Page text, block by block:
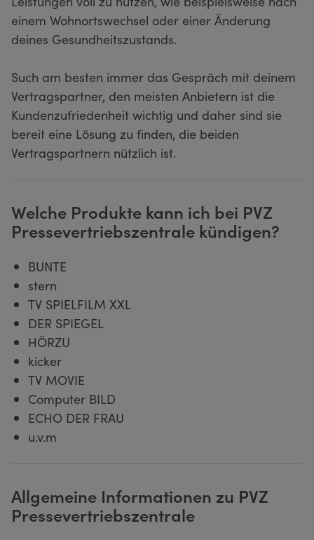
einem Wohnortswechsel oder einer Änderung
deines Gesundheitszustands.
Such am besten immer das Gespräch mit deinem
Vertragspartner, den meisten Anbietern ist die
Kundenzufriedenheit wichtig und daher sind sie
bereit eine Lösung zu finden, die beiden
Vertragspartnern nützlich ist.
Welche Produkte kann ich bei PVZ
Pressevertriebszentrale kündigen?
BUNTE
stern
TV SPIELFILM XXL
DER SPIEGEL
HÖRZU
kicker
TV MOVIE
Computer BILD
ECHO DER FRAU
u.v.m
Allgemeine Informationen zu PVZ
Pressevertriebszentrale